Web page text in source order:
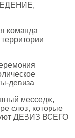
команда
девиза
месседж,
слов, которые
ДЕВИЗ ВСЕГО